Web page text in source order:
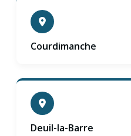
Courdimanche
Deuil-la-Barre